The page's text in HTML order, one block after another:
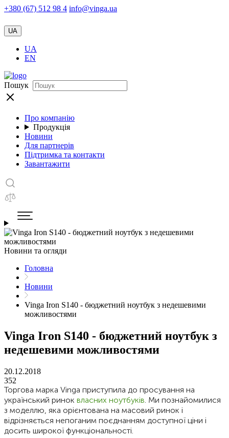
+380 (67) 512 98 4 info@vinga.ua
UA
UA
EN
Пошук
Про компанію
Продукція
Новини
Для партнерів
Підтримка та контакти
Завантажити
Новини та огляди
Головна
Новини
Vinga Iron S140 - бюджетний ноутбук з недешевими
можливостями
Vinga Iron S140 - бюджетний ноутбук з
недешевими можливостями
20.12.2018
352